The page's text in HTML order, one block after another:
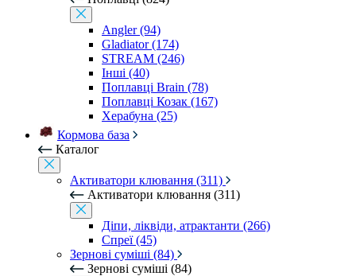
Angler (94)
Gladiator (174)
STREAM (246)
Інші (40)
Поплавці Brain (78)
Поплавці Козак (167)
Херабуна (25)
Кормова база
Каталог
Активатори клювання (311)
Активатори клювання (311)
Діпи, ліквіди, атрактанти (266)
Спреї (45)
Зернові суміші (84)
Зернові суміші (84)